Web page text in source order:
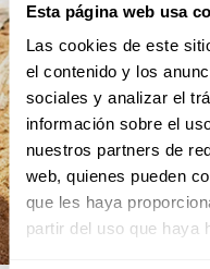
Esta página web usa
Las cookies de este
el contenido y los
sociales y analizar el
información sobre el
nuestros partners de
web, quienes pueden
que les haya
partir del uso que haya